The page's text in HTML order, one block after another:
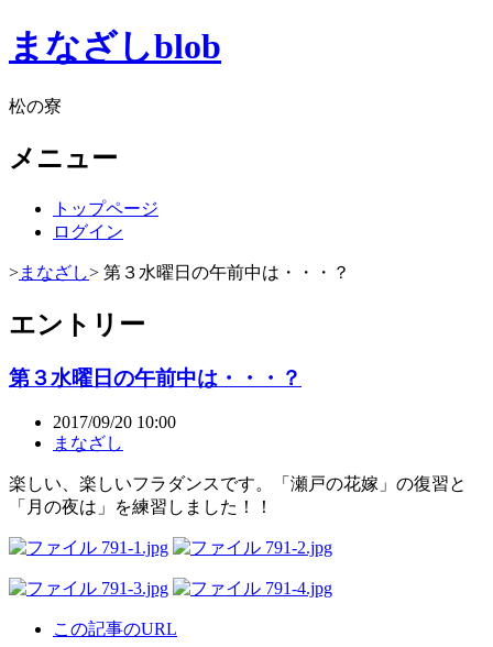
まなざしblob
松の寮
メニュー
トップページ
ログイン
>まなざし> 第３水曜日の午前中は・・・？
エントリー
第３水曜日の午前中は・・・？
2017/09/20 10:00
まなざし
楽しい、楽しいフラダンスです。「瀬戸の花嫁」の復習と
「月の夜は」を練習しました！！
この記事のURL